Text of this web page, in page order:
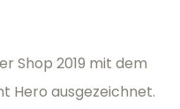
Shop 2019 mit dem
Hero ausgezeichnet.